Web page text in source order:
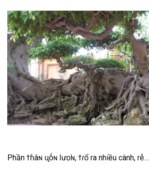
Phần ϯɦâɴ ᶙṓɴ Ɩưᴏ̛̣ɴ, ϯɾổ ra nhiều cành, rễ…